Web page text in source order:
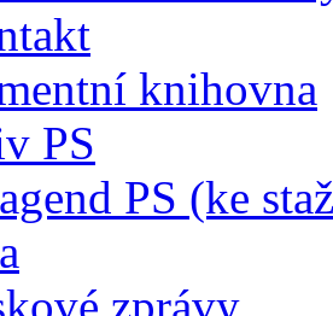
knihovna
PS
PS (ke